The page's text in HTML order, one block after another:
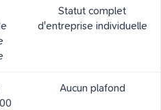
Statut complet
d'entreprise individuelle
Aucun plafond